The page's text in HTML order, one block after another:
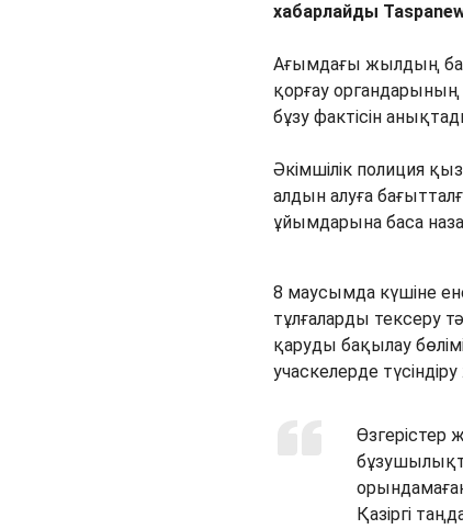
хабарлайды
Ағымдағы жылдың
қорғау
бұзу фактісін
Әкімшілік полиция
алдын алуға
ұйымдарына баса
8 маусымда күшіне
тұлғаларды тексеру
қаруды бақылау
учаскелерде
Өзгерістер
Қазіргі